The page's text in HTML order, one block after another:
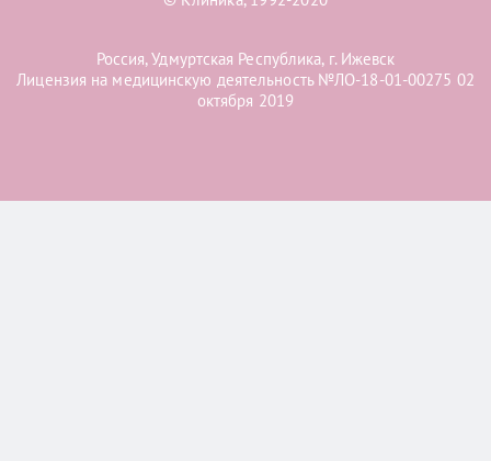
Россия, Удмуртская Республика, г. Ижевск
Лицензия на медицинскую деятельность №ЛО-18-01-00275 02
октября 2019